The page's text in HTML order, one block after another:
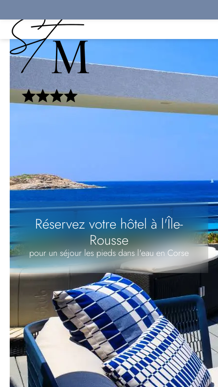
Réservez votre hôtel à l'Île-
Rousse
pour un séjour les pieds dans l'eau en Corse
Hôtel & Restaurant à l'Île-
Rousse
Explorez l'Île-Rousse et la Corse
avec nos offres spéciales
TOUTES LES OFFRES